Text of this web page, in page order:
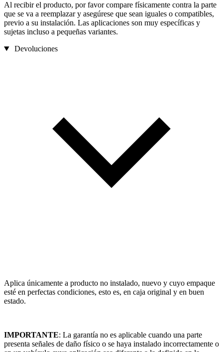
Al recibir el producto, por favor compare físicamente contra la parte
que se va a reemplazar y asegúrese que sean iguales o compatibles,
previo a su instalación. Las aplicaciones son muy específicas y
sujetas incluso a pequeñas variantes.
Devoluciones
Aplica únicamente a producto no instalado, nuevo y cuyo empaque
esté en perfectas condiciones, esto es, en caja original y en buen
estado.
IMPORTANTE: La garantía no es aplicable cuando una parte
presenta señales de daño físico o se haya instalado incorrectamente o